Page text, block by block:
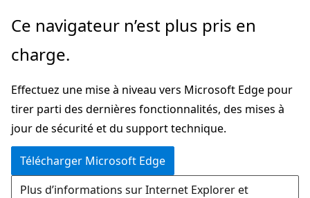
Passer
directement
au
principal
Ce navigateur n’est plus pris en
charge.
Effectuez une mise à niveau vers Microsoft Edge pour
tirer parti des dernières fonctionnalités, des mises à
jour de sécurité et du support technique.
Télécharger Microsoft Edge
Plus d’informations sur Internet Explorer et